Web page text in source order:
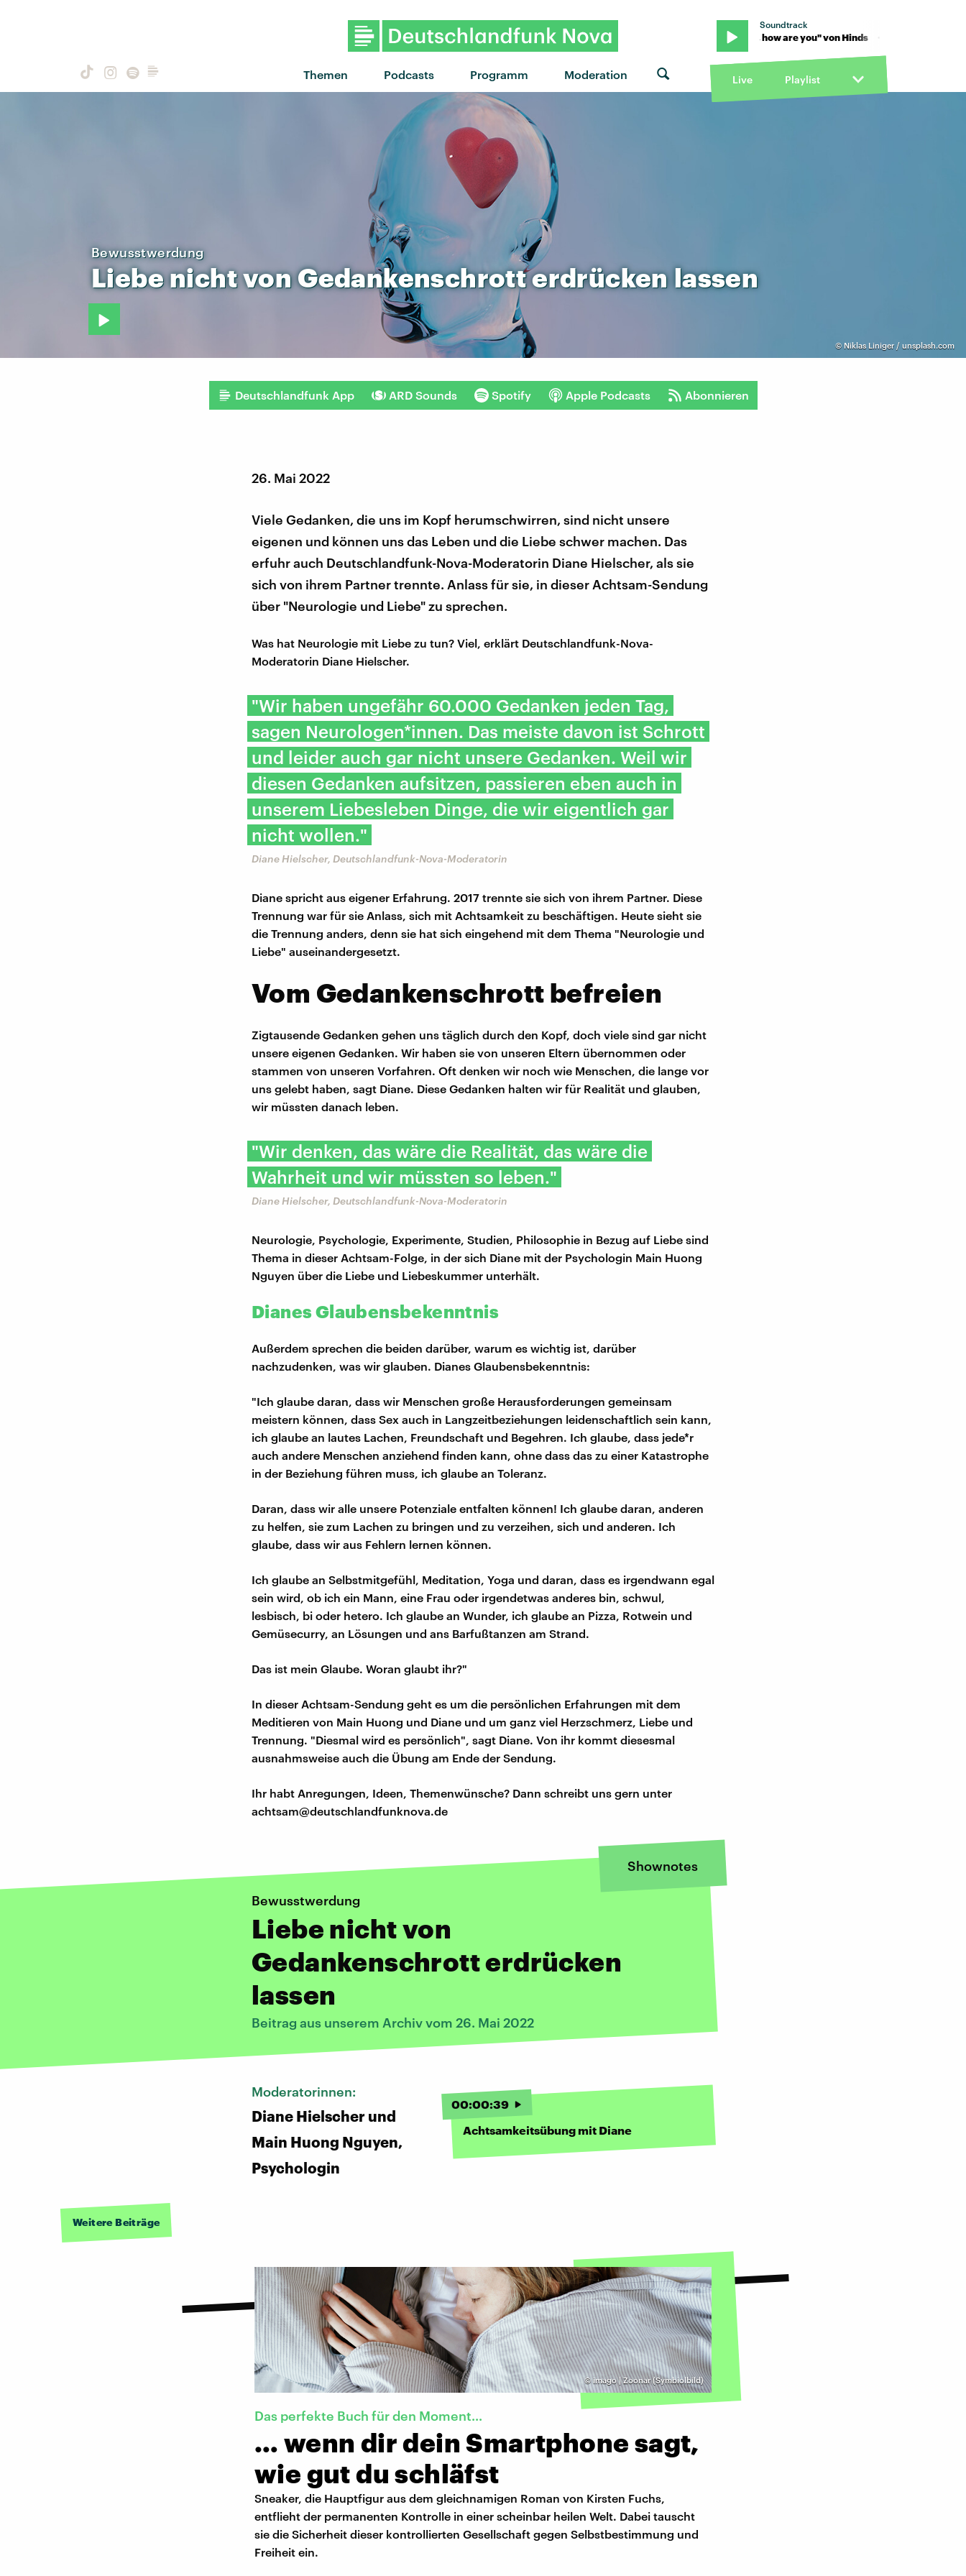
Themen Podcasts Programm Moderation
Soundtrack
"Hi, how are you" von Hinds · "Hi, how are you" von Hinds · "Hi, how are you" von Hinds
Live Playlist
© Niklas Liniger / unsplash.com
Bewusstwerdung
LiebenichtvonGedankenschrotterdrückenlassen
Deutschlandfunk App ARD Sounds Spotify Apple Podcasts Abonnieren
26. Mai 2022
Viele Gedanken, die uns im Kopf herumschwirren, sind nicht unsere
eigenen und können uns das Leben und die Liebe schwer machen. Das
erfuhr auch Deutschlandfunk-Nova-Moderatorin Diane Hielscher, als sie
sich von ihrem Partner trennte. Anlass für sie, in dieser Achtsam-Sendung
über "Neurologie und Liebe" zu sprechen.
Was hat Neurologie mit Liebe zu tun? Viel, erklärt Deutschlandfunk-Nova-
Moderatorin Diane Hielscher.
"Wir haben ungefähr 60.000 Gedanken jeden Tag,
sagen Neurologen*innen. Das meiste davon ist Schrott
und leider auch gar nicht unsere Gedanken. Weil wir
diesen Gedanken aufsitzen, passieren eben auch in
unserem Liebesleben Dinge, die wir eigentlich gar
nicht wollen."
Diane Hielscher, Deutschlandfunk-Nova-Moderatorin
Diane spricht aus eigener Erfahrung. 2017 trennte sie sich von ihrem Partner. Diese
Trennung war für sie Anlass, sich mit Achtsamkeit zu beschäftigen. Heute sieht sie
die Trennung anders, denn sie hat sich eingehend mit dem Thema "Neurologie und
Liebe" auseinandergesetzt.
Vom Gedankenschrott befreien
Zigtausende Gedanken gehen uns täglich durch den Kopf, doch viele sind gar nicht
unsere eigenen Gedanken. Wir haben sie von unseren Eltern übernommen oder
stammen von unseren Vorfahren. Oft denken wir noch wie Menschen, die lange vor
uns gelebt haben, sagt Diane. Diese Gedanken halten wir für Realität und glauben,
wir müssten danach leben.
"Wir denken, das wäre die Realität, das wäre die
Wahrheit und wir müssten so leben."
Diane Hielscher, Deutschlandfunk-Nova-Moderatorin
Neurologie, Psychologie, Experimente, Studien, Philosophie in Bezug auf Liebe sind
Thema in dieser Achtsam-Folge, in der sich Diane mit der Psychologin Main Huong
Nguyen über die Liebe und Liebeskummer unterhält.
Dianes Glaubensbekenntnis
Außerdem sprechen die beiden darüber, warum es wichtig ist, darüber
nachzudenken, was wir glauben. Dianes Glaubensbekenntnis:
"Ich glaube daran, dass wir Menschen große Herausforderungen gemeinsam
meistern können, dass Sex auch in Langzeitbeziehungen leidenschaftlich sein kann,
ich glaube an lautes Lachen, Freundschaft und Begehren. Ich glaube, dass jede*r
auch andere Menschen anziehend finden kann, ohne dass das zu einer Katastrophe
in der Beziehung führen muss, ich glaube an Toleranz.
Daran, dass wir alle unsere Potenziale entfalten können! Ich glaube daran, anderen
zu helfen, sie zum Lachen zu bringen und zu verzeihen, sich und anderen. Ich
glaube, dass wir aus Fehlern lernen können.
Ich glaube an Selbstmitgefühl, Meditation, Yoga und daran, dass es irgendwann egal
sein wird, ob ich ein Mann, eine Frau oder irgendetwas anderes bin, schwul,
lesbisch, bi oder hetero. Ich glaube an Wunder, ich glaube an Pizza, Rotwein und
Gemüsecurry, an Lösungen und ans Barfußtanzen am Strand.
Das ist mein Glaube. Woran glaubt ihr?"
In dieser Achtsam-Sendung geht es um die persönlichen Erfahrungen mit dem
Meditieren von Main Huong und Diane und um ganz viel Herzschmerz, Liebe und
Trennung. "Diesmal wird es persönlich", sagt Diane. Von ihr kommt diesesmal
ausnahmsweise auch die Übung am Ende der Sendung.
Ihr habt Anregungen, Ideen, Themenwünsche? Dann schreibt uns gern unter
achtsam@deutschlandfunknova.de
Shownotes
Bewusstwerdung
Liebe nicht von
Gedankenschrott erdrücken
lassen
Beitrag aus unserem Archiv vom 26. Mai 2022
Moderatorinnen:
Diane Hielscher und
Main Huong Nguyen,
Psychologin
00:00:39
Achtsamkeitsübung mit Diane
Weitere Beiträge
©imago | Zoonar (Symbiolbild)
Das perfekte Buch für den Moment...
… wenn dir dein Smartphone sagt,
wie gut du schläfst
Sneaker, die Hauptfigur aus dem gleichnamigen Roman von Kirsten Fuchs,
entflieht der permanenten Kontrolle in einer scheinbar heilen Welt. Dabei tauscht
sie die Sicherheit dieser kontrollierten Gesellschaft gegen Selbstbestimmung und
Freiheit ein.